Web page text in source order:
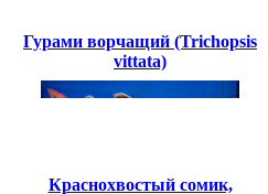
Гурами ворчащий (Trichopsis
vittata)
Краснохвостый сомик,